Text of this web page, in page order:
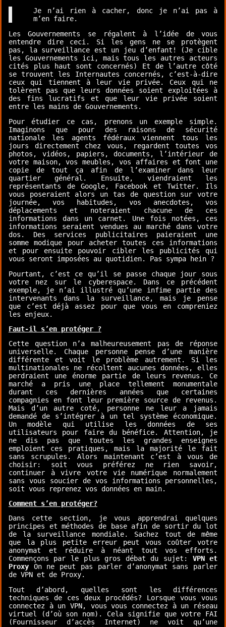
Je n’ai rien à cacher, donc je n’ai pas à
m’en faire.
Les Gouvernements se régalent à l’idée de vous
entendre dire ceci. Si les gens ne se protègent
pas, la surveillance est un jeu d’enfant! (Je cible
les Gouvernements ici, mais tous les autres acteurs
cités plus haut sont concernés) Et de l’autre côté
se trouvent les Internautes concernés, c’est-à-dire
ceux qui tiennent à leur vie privée. Ceux qui ne
tolèrent pas que leurs données soient exploitées à
des fins lucratifs et que leur vie privée soient
entre les mains de Gouvernements.
Pour étudier ce cas, prenons un exemple simple.
Imaginons que pour des raisons de sécurité
nationale les agents fédéraux viennent tous les
jours directement chez vous, regardent toutes vos
photos, vidéos, papiers, documents, l’intérieur de
votre maison, vos meubles, vos affaires et font une
copie de tout ça afin de l’examiner dans leur
quartier général. Ensuite, viendraient les
représentants de Google, Facebook et Twitter. Ils
vous poseraient alors un tas de question sur votre
journée, vos habitudes, vos anecdotes, vos
déplacements et noteraient chacune de ces
informations dans un carnet. Une fois notées, ces
informations seraient vendues au marché dans votre
dos. Des services publicitaires paieraient une
somme modique pour acheter toutes ces informations
et pour ensuite pouvoir cibler les publicités qui
vous seront imposées au quotidien. Pas sympa hein ?
Pourtant, c’est ce qu’il se passe chaque jour sous
votre nez sur le cyberespace. Dans ce précédent
exemple, je n’ai illustré qu’une infime partie des
intervenants dans la surveillance, mais je pense
que c’est déjà assez pour que vous en compreniez
les enjeux.
Faut-il s’en protéger ?
Cette question n’a malheureusement pas de réponse
universelle. Chaque personne pense d’une manière
différente et voit le problème autrement. Si les
multinationales ne récoltent aucunes données, elles
perdraient une énorme partie de leurs revenus. Ce
marché a pris une place tellement monumentale
durant ces dernières années que certaines
compagnies en font leur première source de revenus.
Mais d’un autre coté, personne ne leur a jamais
demandé de s’intégrer à un tel système économique.
Un modèle qui utilise les données de ses
utilisateurs pour faire du bénéfice. Attention, je
ne dis pas que toutes les grandes enseignes
emploient ces pratiques, mais la majorité le fait
sans scrupules. Alors maintenant c’est à vous de
choisir: soit vous préférez ne rien savoir,
continuer à vivre votre vie numérique normalement
sans vous soucier de vos informations personnelles,
soit vous reprenez vos données en main.
Comment s’en protéger?
Dans cette section, je vous apprendrai quelques
principes et méthodes de base afin de sortir du lot
de la surveillance mondiale. Sachez tout de même
que la plus petite erreur peut vous coûter votre
anonymat et réduire à néant tout vos efforts.
Commençons par le plus gros débat du sujet: VPN et
ProxyOn ne peut pas parler d’anonymat sans parler
de VPN et de Proxy.
Tout d’abord, quelles sont les différences
techniques de ces deux procédés? Lorsque vous vous
connectez à un VPN, vous vous connectez à un réseau
virtuel (d’où son nom). Cela signifie que votre FAI
(Fournisseur d’accès Internet) ne voit qu’une